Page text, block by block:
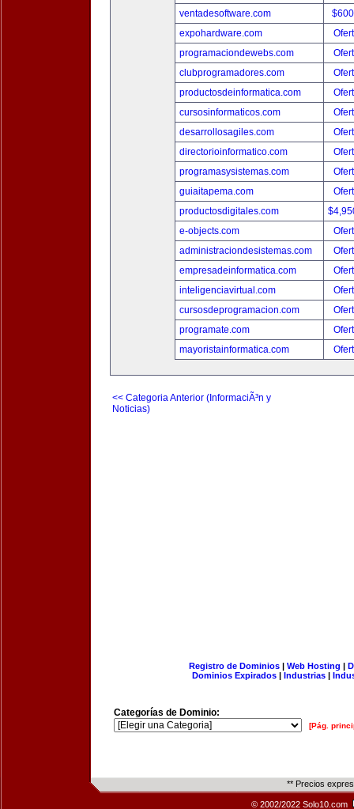
ventadesoftware.com
expohardware.com
programaciondewebs.com
clubprogramadores.com
productosdeinformatica.com
cursosinformaticos.com
desarrollosagiles.com
directorioinformatico.com
programasysistemas.com
guiaitapema.com
productosdigitales.com
e-objects.com
administraciondesistemas.com
empresadeinformatica.com
inteligenciavirtual.com
cursosdeprogramacion.com
programate.com
mayoristainformatica.com
<< Categoria Anterior (InformaciÃ³n y
Noticias)
Registro de Dominios| Web Hosting |
Dominios Expirados | Industrias |
Categorías de Dominio:
[Pág.
** Precios
© 2002/2022 Solo10.com